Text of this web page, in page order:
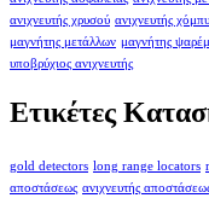
ανιχνευτής χρυσού ανιχνευτής χόμπυ
μαγνήτης μετάλλων μαγνήτης
υποβρύχιος ανιχνευτής
Ετικέτες
gold detectors long range locators
αποστάσεως ανιχνευτής